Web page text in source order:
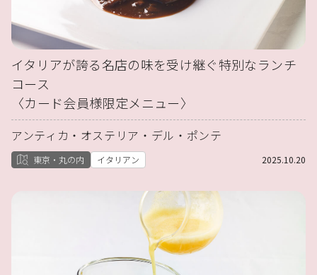
イタリアが誇る名店の味を受け継ぐ特別なランチ
コース
〈カード会員様限定メニュー〉
アンティカ・オステリア・デル・ポンテ
東京・丸の内 イタリアン 2025.10.20